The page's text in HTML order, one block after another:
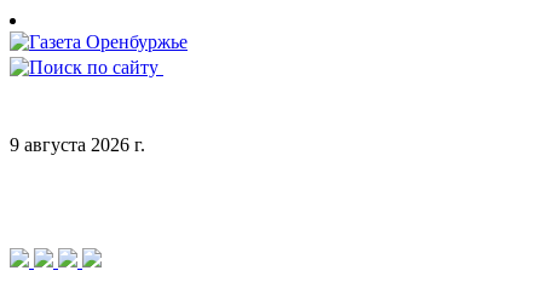
Skip
to
content
9 августа 2026 г.